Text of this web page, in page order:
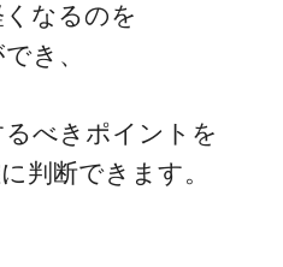
なるのを
き、
べきポイントを
判断できます。